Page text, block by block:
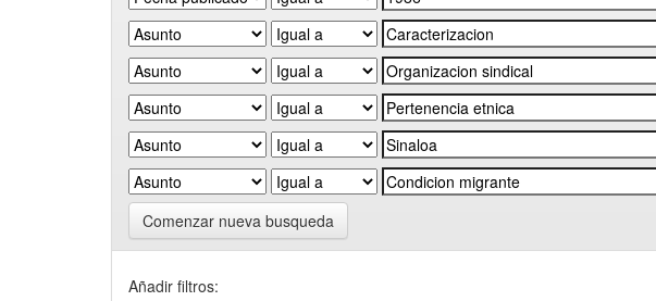
Comenzar nueva busqueda
Añadir filtros: